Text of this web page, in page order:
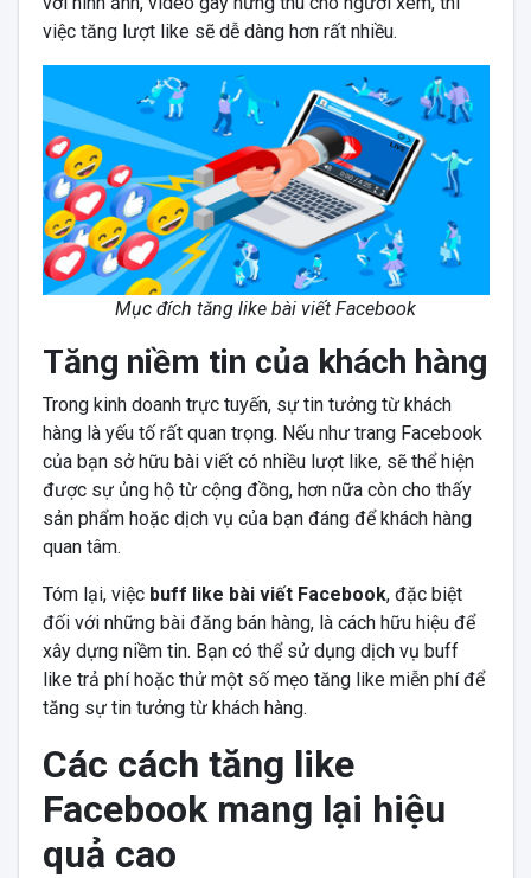
việc tăng lượt like sẽ dễ dàng hơn rất nhiều.
Mục đích tăng like bài viết Facebook
Tăng niềm tin của khách hàng
Trong kinh doanh trực tuyến, sự tin tưởng từ khách
hàng là yếu tố rất quan trọng. Nếu như trang Facebook
của bạn sở hữu bài viết có nhiều lượt like, sẽ thể hiện
được sự ủng hộ từ cộng đồng, hơn nữa còn cho thấy
sản phẩm hoặc dịch vụ của bạn đáng để khách hàng
quan tâm.
Tóm lại, việc buff like bài viết Facebook, đặc biệt
đối với những bài đăng bán hàng, là cách hữu hiệu để
xây dựng niềm tin. Bạn có thể sử dụng dịch vụ buff
like trả phí hoặc thử một số mẹo tăng like miễn phí để
tăng sự tin tưởng từ khách hàng.
Các cách tăng like
Facebook mang lại hiệu
quả cao